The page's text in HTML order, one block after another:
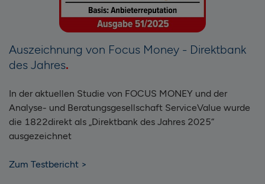
Auszeichnung von Focus Money - Direktbank
des Jahres
In der aktuellen Studie von FOCUS MONEY und der
Analyse- und Beratungsgesellschaft ServiceValue wurde
die 1822direkt als „Direktbank des Jahres 2025“
ausgezeichnet
Zum Testbericht >